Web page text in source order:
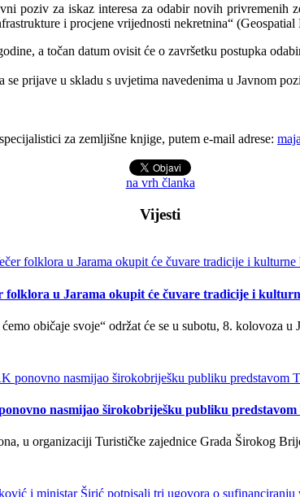
poziv za iskaz interesa za odabir novih
i procjene vrijednosti nekretnina“
a točan datum ovisit će o završetku postupka
prijave u skladu s uvjetima navedenima u Javnom
za zemljišne knjige, putem e-mail adrese:
na vrh članka
Vijesti
folklora u Jarama okupit će čuvare tradicije i
običaje svoje“ održat će se u subotu, 8. kolovoza
nasmijao širokobriješku publiku predstavom
u organizaciji Turističke zajednice Grada Širokog